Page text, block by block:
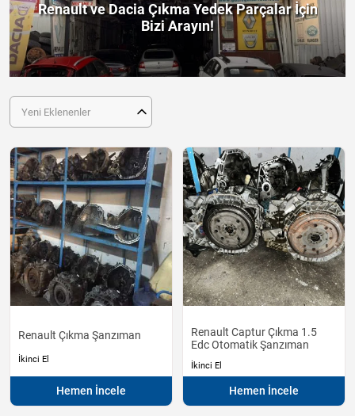
Renault ve Dacia Çıkma Yedek Parçalar İçin
Bizi Arayın!
Yeni Eklenenler
Renault Çıkma Şanzıman
İkinci El
Hemen İncele
Renault Captur Çıkma 1.5
Edc Otomatik Şanzıman
İkinci El
Hemen İncele